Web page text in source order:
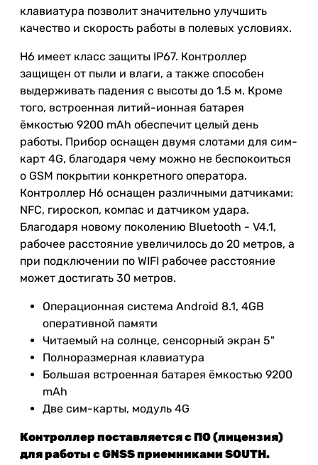
клавиатура позволит значительно улучшить
качество и скорость работы в полевых условиях.
H6 имеет класс защиты IP67. Контроллер
защищен от пыли и влаги, а также способен
выдерживать падения с высоты до 1.5 м. Кроме
того, встроенная литий-ионная батарея
ёмкостью 9200 mAh обеспечит целый день
работы. Прибор оснащен двумя слотами для сим-
карт 4G, благодаря чему можно не беспокоиться
о GSM покрытии конкретного оператора.
Контроллер H6 оснащен различными датчиками:
NFC, гироскоп, компас и датчиком удара.
Благодаря новому поколению Bluetooth - V4.1,
рабочее расстояние увеличилось до 20 метров, а
при подключении по WIFI рабочее расстояние
может достигать 30 метров.
Операционная система Android 8.1, 4GB
оперативной памяти
Читаемый на солнце, сенсорный экран 5"
Полноразмерная клавиатура
Большая встроенная батарея ёмкостью 9200
mAh
Две сим-карты, модуль 4G
Контроллер поставляется с ПО (лицензия)
для работы с GNSS приемниками SOUTH.